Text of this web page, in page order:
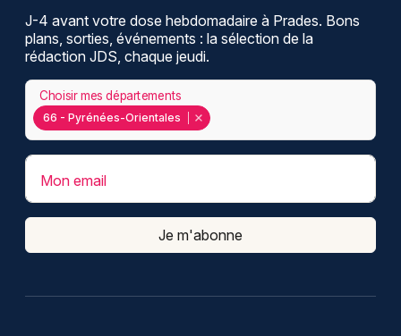
J-4 avant votre dose hebdomadaire à Prades. Bons
plans, sorties, événements : la sélection de la
rédaction JDS, chaque jeudi.
66 - Pyrénées-Orientales
Choisir mes départements
Mon email
Je m'abonne